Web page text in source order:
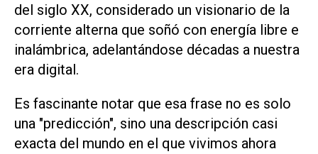
del siglo XX, considerado un visionario de la
corriente alterna que soñó con energía libre e
inalámbrica, adelantándose décadas a nuestra
era digital.
Es fascinante notar que esa frase no es solo
una "predicción", sino una descripción casi
exacta del mundo en el que vivimos ahora